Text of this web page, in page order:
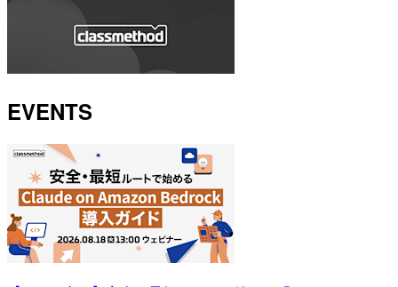
EVENTS